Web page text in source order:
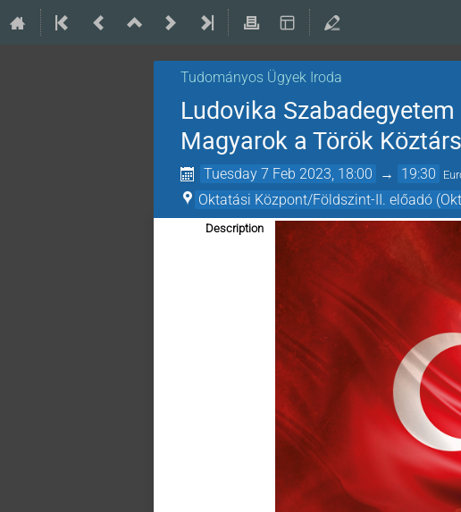
Tudományos Ügyek Iroda
Ludovika
Magyarok a Török
Tuesday 7 Feb 2023, 18:00 → 19:30
Oktatási Központ/Földszint-II. előadó
Description